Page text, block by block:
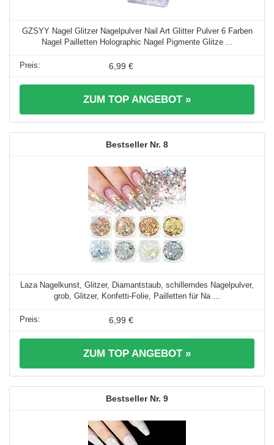
GZSYY Nagel Glitzer Nagelpulver Nail Art Glitter Pulver 6 Farben
Nagel Pailletten Holographic Nagel Pigmente Glitze ...
6,99 €
ZUM TOP ANGEBOT »
8
Laza Nagelkunst, Glitzer, Diamantstaub, schillerndes Nagelpulver,
grob, Glitzer, Konfetti-Folie, Pailletten für Na ...
6,99 €
ZUM TOP ANGEBOT »
9